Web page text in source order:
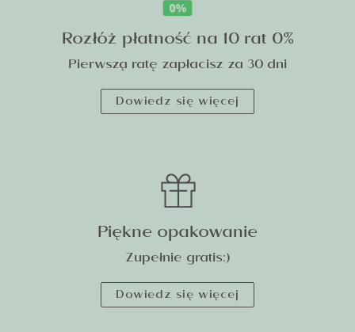
Rozłóż płatność na 10 rat 0%
Pierwszą ratę zapłacisz za 30 dni
Dowiedz się więcej
Piękne opakowanie
Zupełnie gratis:)
Dowiedz się więcej